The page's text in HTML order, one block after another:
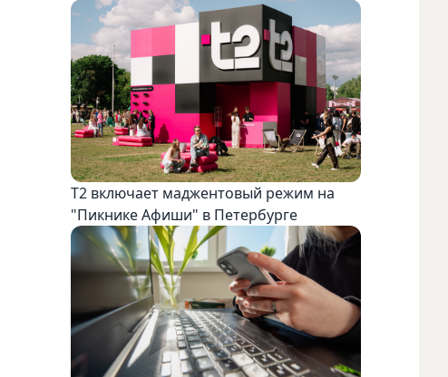
Т2 включает маджентовый режим на
"Пикнике Афиши" в Петербурге